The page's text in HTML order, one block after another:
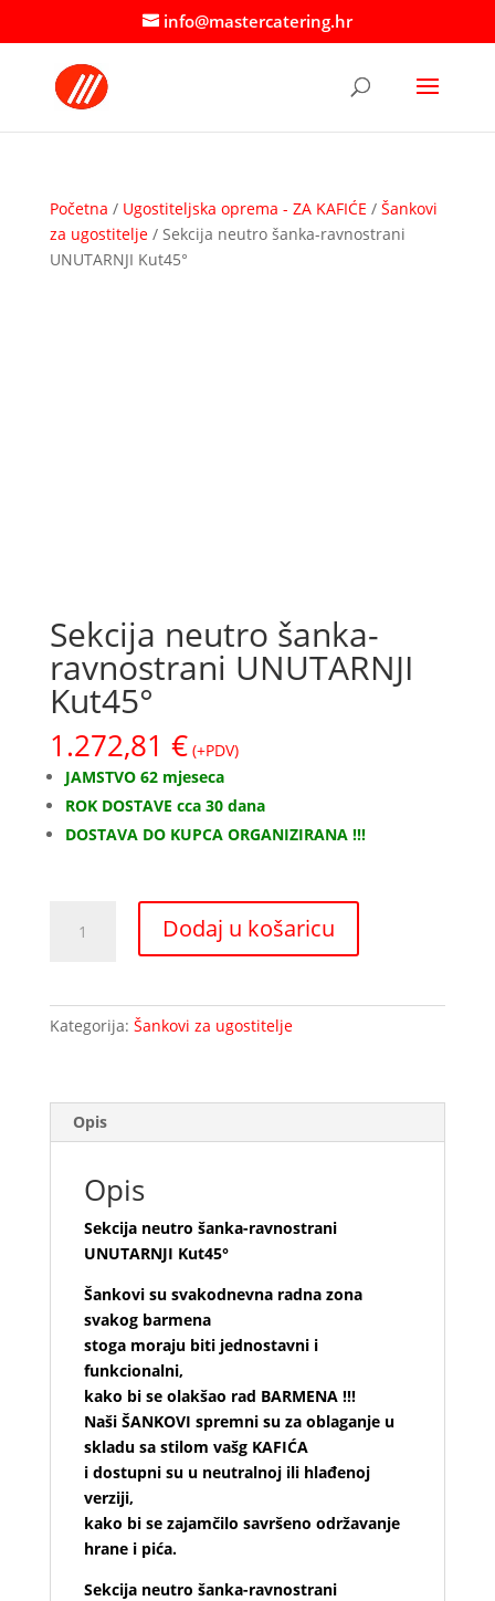
info@mastercatering.hr
Početna / Ugostiteljska oprema - ZA KAFIĆE / Šankovi
za ugostitelje/ Sekcija neutro šanka-ravnostrani
UNUTARNJI Kut45°
Sekcija neutro šanka-
ravnostrani UNUTARNJI
Kut45°
1.272,81 € (+PDV)
JAMSTVO 62 mjeseca
ROK DOSTAVE cca 30 dana
DOSTAVA DO KUPCA ORGANIZIRANA !!!
neutro
Kut45°
Dodaj u košaricu
Kategorija: Šankovi za ugostitelje
Opis
Opis
Sekcija neutro šanka-ravnostrani
UNUTARNJI Kut45°
Šankovi su svakodnevna radna zona
svakog barmena
stoga moraju biti jednostavni i
funkcionalni,
kako bi se olakšao rad BARMENA !!!
Naši ŠANKOVI spremni su za oblaganje u
skladu sa stilom vašg KAFIĆA
i dostupni su u neutralnoj ili hlađenoj
verziji,
kako bi se zajamčilo savršeno održavanje
hrane i pića.
Sekcija neutro šanka-ravnostrani